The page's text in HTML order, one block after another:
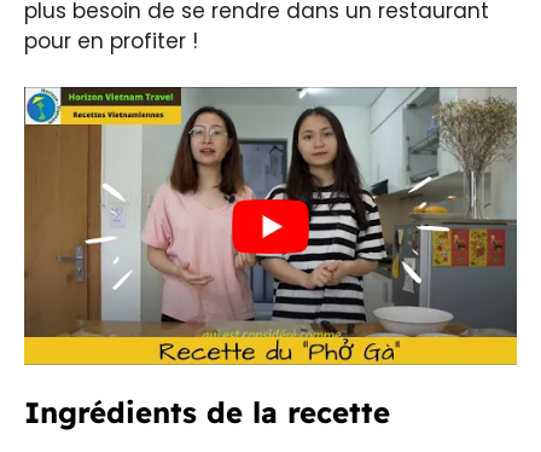
plus besoin de se rendre dans un restaurant
pour en profiter !
Ingrédients de la recette